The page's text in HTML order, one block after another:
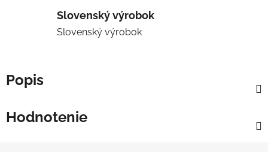
Slovenský výrobok
Slovenský výrobok
Popis
Hodnotenie